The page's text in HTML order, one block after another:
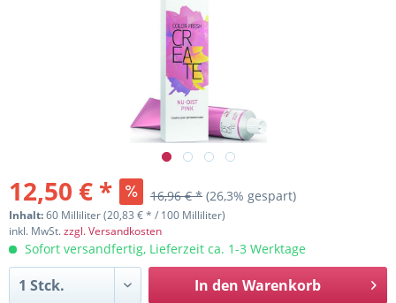
12,50 € * 16,96 € * (26,3% gespart)
Inhalt:60 Milliliter (20,83 € * / 100 Milliliter)
inkl. MwSt.zzgl. Versandkosten
Sofort versandfertig, Lieferzeit ca. 1-3 Werktage
In den Warenkorb